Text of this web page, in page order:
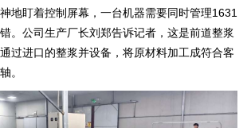
地盯着控制屏幕，一台机器需要同时管理1631
。公司生产厂长刘郑告诉记者，这是前道整浆
过进口的整浆并设备，将原材料加工成符合客
。